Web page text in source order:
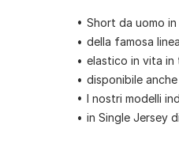
Short da uomo
della famosa
elastico in vita
disponibile
I nostri modelli
in Single Jersey